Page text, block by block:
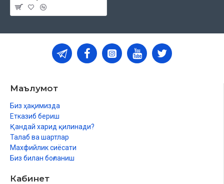
Маълумот
Биз ҳақимизда
Етказиб бериш
Қандай харид қилинади?
Талаб ва шартлар
Махфийлик сиёсати
Биз билан боғланиш
Кабинет